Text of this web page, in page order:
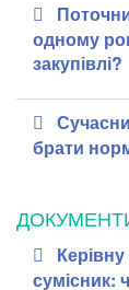
одному
закупівлі?
брати
сумісник: